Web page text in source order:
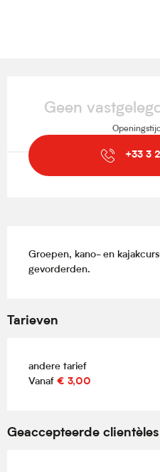
Geen
+33 3
Groepen, kano- en
gevorderden.
Tarieven
andere tarief
Vanaf € 3,00
Geaccepteerde clientèles